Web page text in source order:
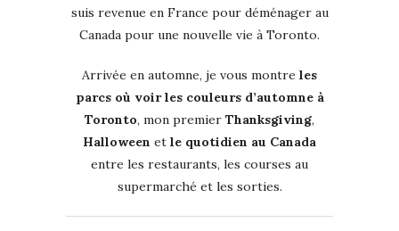
suis revenue en France pour déménager au
Canada pour une nouvelle vie à Toronto.
Arrivée en automne, je vous montre les
parcs où voir les couleurs d’automne à
Toronto, mon premier Thanksgiving,
Halloween et le quotidien au Canada
entre les restaurants, les courses au
supermarché et les sorties.